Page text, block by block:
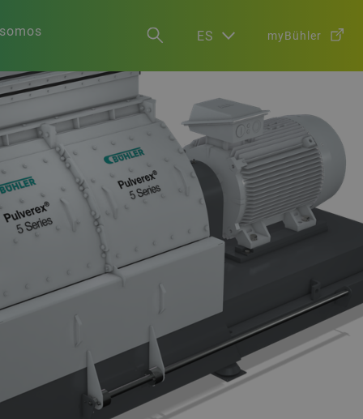
ES myBühler